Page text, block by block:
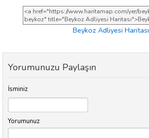
Beykoz Adliyesi Haritası
Yorumunuzu Paylaşın
İsminiz
Yorumunuz